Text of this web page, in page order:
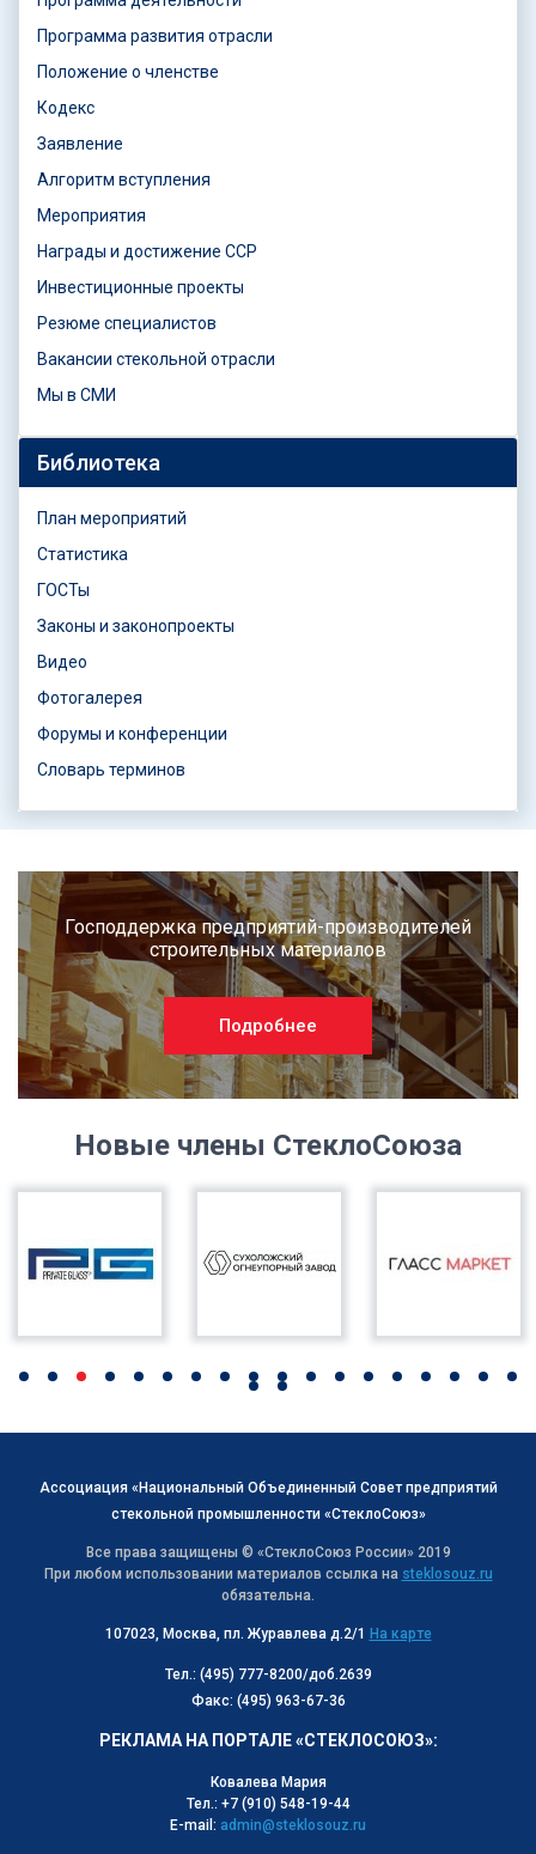
Программа развития отрасли
Положение о членстве
Кодекс
Заявление
Алгоритм вступления
Мероприятия
Награды и достижение ССР
Инвестиционные проекты
Резюме специалистов
Вакансии стекольной отрасли
Мы в СМИ
Библиотека
План мероприятий
Статистика
ГОСТы
Законы и законопроекты
Видео
Фотогалерея
Форумы и конференции
Словарь терминов
Господдержка предприятий-производителей
строительных материалов
Подробнее
Новые члены СтеклоСоюза
Ассоциация «Национальный Объединенный Совет предприятий
стекольной промышленности «СтеклоСоюз»
Все права защищены © «СтеклоСоюз Роcсии» 2019
При любом использовании материалов ссылка на steklosouz.ru
обязательна.
107023, Москва, пл. Журавлева д.2/1 На карте
Тел.: (495) 777-8200/доб.2639
Факс: (495) 963-67-36
РЕКЛАМА НА ПОРТАЛЕ «СТЕКЛОСОЮЗ»:
Ковалева Мария
Тел.: +7 (910) 548-19-44
E-mail: admin@steklosouz.ru